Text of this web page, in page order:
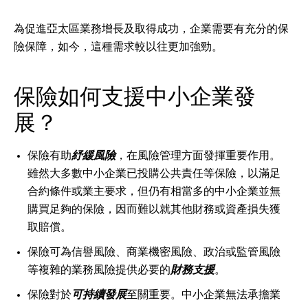
為促進亞太區業務增長及取得成功，企業需要有充分的保
險保障，如今，這種需求較以往更加強勁。
保險如何支援中小企業發
展？
保險有助紓緩風險，在風險管理方面發揮重要作用。
雖然大多數中小企業已投購公共責任等保險，以滿足
合約條件或業主要求，但仍有相當多的中小企業並無
購買足夠的保險，因而難以就其他財務或資產損失獲
取賠償。
保險可為信譽風險、商業機密風險、政治或監管風險
等複雜的業務風險提供必要的財務支援。
保險對於可持續發展至關重要。中小企業無法承擔業